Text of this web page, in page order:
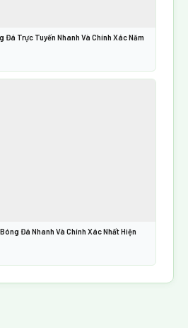
Đá Trực Tuyến Nhanh Và Chính Xác Năm
Đá Nhanh Và Chính Xác Nhất Hiện